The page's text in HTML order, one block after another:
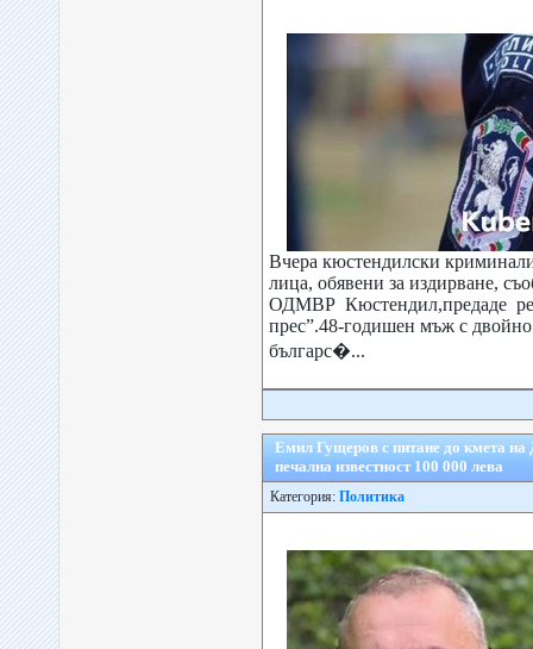
Вчера кюстендилски
лица, обявени за издирване,
ОДМВР Кюстендил,предаде
прес”.48-годишен мъж с
българс�...
Емил Гущеров с питане до кмета на
печална известност 100 000 лева
Категория: Политика